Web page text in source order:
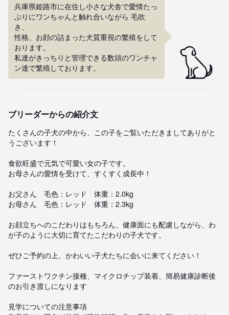
兵庫県姫路市に在住し小さな犬舎で愛情たっ
ぷりにワンちゃんと触れ合いながら 毛吹
き、
性格、お顔の詰まった犬質重視の繁殖をして
おります。
私達がきっちりと管理できる数頭のワンチャ
ン達で繁殖しております。
ブリーダーからの紹介文
たくさんの子犬の中から、この子をご覧いただきましてありがと
うございます！
食欲旺盛で元気で可愛い女の子です。
お母さんの愛情を受けて、すくすく成長中！
お父さん　毛色：レッド　体重：2.0kg
お母さん　毛色：レッド　体重：2.3kg
お顔立ちへのこだわりはもちろん、健康面にも配慮しながら、わ
が子のように大切に育てたこだわりの子犬です。
ぜひご予約の上、かわいい子犬たちに会いに来てください！
ファーストワクチン接種、マイクロチップ装着、簡易健康診断後
のお引き渡しになります
見学についての注意事項